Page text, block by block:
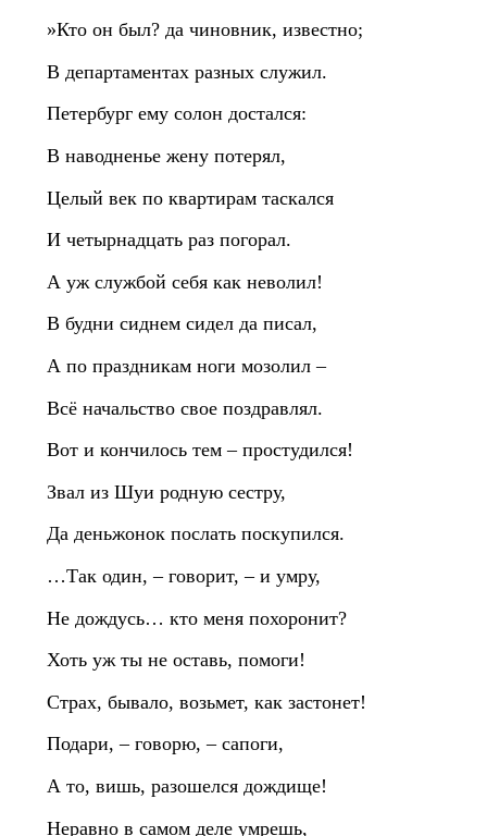
»Кто он был? да чиновник, известно;
В департаментах разных служил.
Петербург ему солон достался:
В наводненье жену потерял,
Целый век по квартирам таскался
И четырнадцать раз погорал.
А уж службой себя как неволил!
В будни сиднем сидел да писал,
А по праздникам ноги мозолил –
Всё начальство свое поздравлял.
Вот и кончилось тем – простудился!
Звал из Шуи родную сестру,
Да деньжонок послать поскупился.
…Так один, – говорит, – и умру,
Не дождусь… кто меня похоронит?
Хоть уж ты не оставь, помоги!
Страх, бывало, возьмет, как застонет!
Подари, – говорю, – сапоги,
А то, вишь, разошелся дождище!
Неравно в самом деле умрешь,